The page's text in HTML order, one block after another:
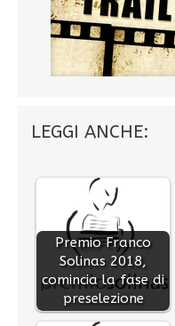
LEGGI ANCHE:
Premio Franco
Solinas 2018,
comincia la fase di
preselezione